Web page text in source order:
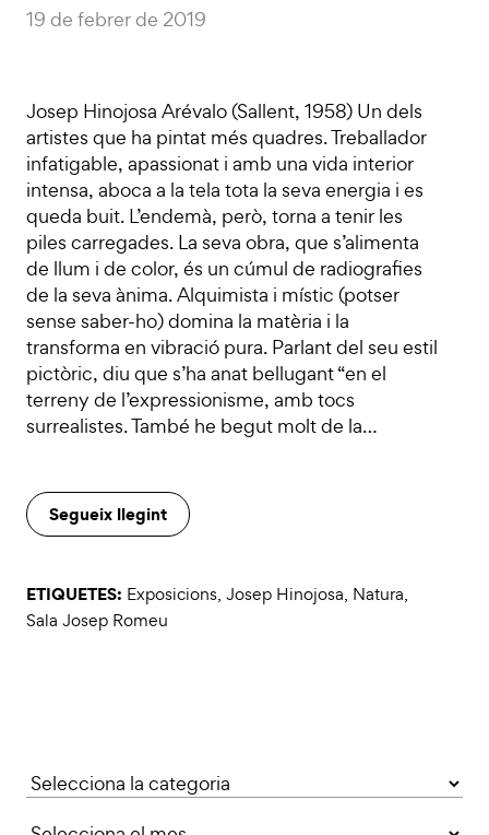
19 de febrer de 2019
Josep Hinojosa Arévalo (Sallent, 1958) Un dels
artistes que ha pintat més quadres. Treballador
infatigable, apassionat i amb una vida interior
intensa, aboca a la tela tota la seva energia i es
queda buit. L’endemà, però, torna a tenir les
piles carregades. La seva obra, que s’alimenta
de llum i de color, és un cúmul de radiografies
de la seva ànima. Alquimista i místic (potser
sense saber-ho) domina la matèria i la
transforma en vibració pura. Parlant del seu estil
pictòric, diu que s’ha anat bellugant “en el
terreny de l’expressionisme, amb tocs
surrealistes. També he begut molt de la…
Segueix llegint
ETIQUETES: Exposicions, Josep Hinojosa, Natura,
Sala Josep Romeu
Categories